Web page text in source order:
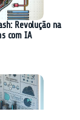
Revolução na
com IA